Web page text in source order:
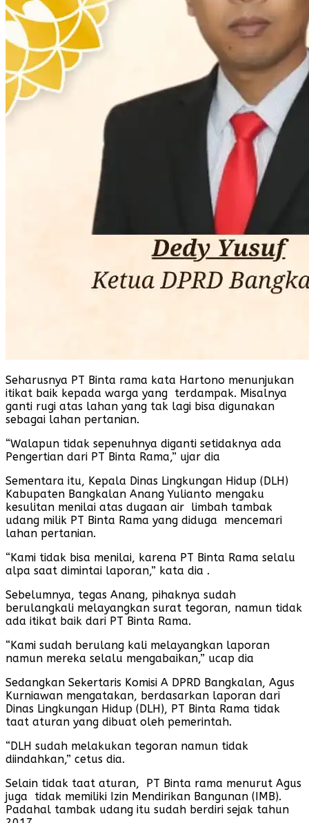
Seharusnya PT Binta rama kata Hartono menunjukan
itikat baik kepada warga yang terdampak. Misalnya
ganti rugi atas lahan yang tak lagi bisa digunakan
sebagai lahan pertanian.
“Walapun tidak sepenuhnya diganti setidaknya ada
Pengertian dari PT Binta Rama,” ujar dia
Sementara itu, Kepala Dinas Lingkungan Hidup (DLH)
Kabupaten Bangkalan Anang Yulianto mengaku
kesulitan menilai atas dugaan air limbah tambak
udang milik PT Binta Rama yang diduga mencemari
lahan pertanian.
“Kami tidak bisa menilai, karena PT Binta Rama selalu
alpa saat dimintai laporan,” kata dia .
Sebelumnya, tegas Anang, pihaknya sudah
berulangkali melayangkan surat tegoran, namun tidak
ada itikat baik dari PT Binta Rama.
“Kami sudah berulang kali melayangkan laporan
namun mereka selalu mengabaikan,” ucap dia
Sedangkan Sekertaris Komisi A DPRD Bangkalan, Agus
Kurniawan mengatakan, berdasarkan laporan dari
Dinas Lingkungan Hidup (DLH), PT Binta Rama tidak
taat aturan yang dibuat oleh pemerintah.
“DLH sudah melakukan tegoran namun tidak
diindahkan,” cetus dia.
Selain tidak taat aturan, PT Binta rama menurut Agus
juga tidak memiliki Izin Mendirikan Bangunan (IMB).
Padahal tambak udang itu sudah berdiri sejak tahun